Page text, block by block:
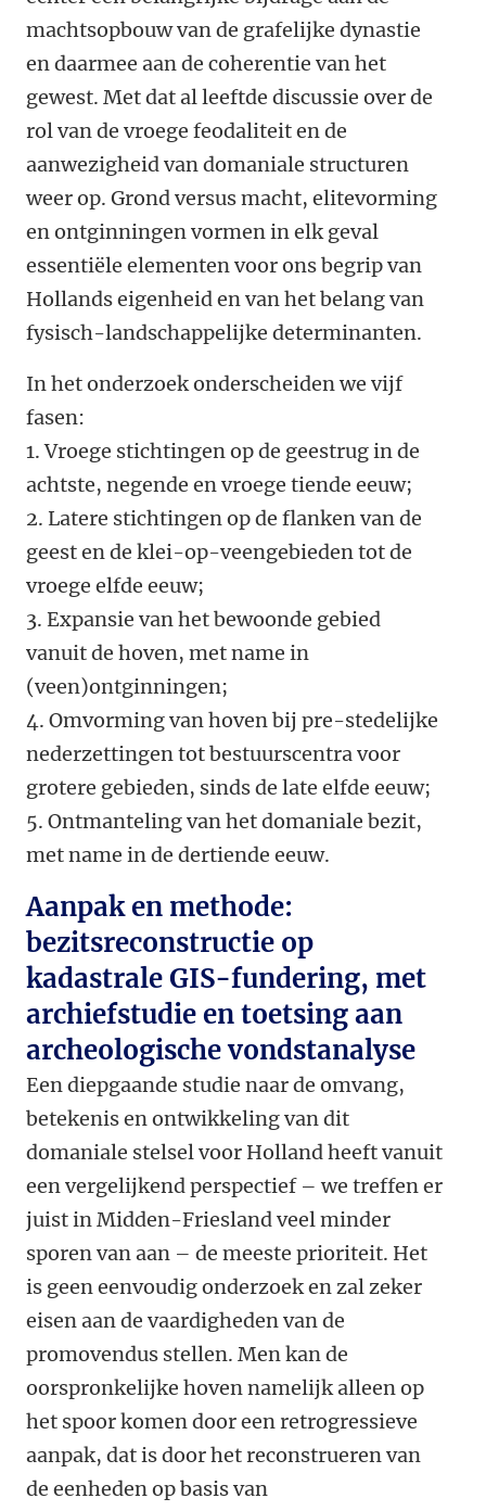
machtsopbouw van de grafelijke dynastie
en daarmee aan de coherentie van het
gewest. Met dat alleeftde discussie over de
rol van de vroege feodaliteit en de
aanwezigheid van domaniale structuren
weer op. Grond versus macht, elitevorming
en ontginningen vormen in elk geval
essentiële elementen voor ons begrip van
Hollands eigenheid en van het belang van
fysisch-landschappelijke determinanten.
In het onderzoek onderscheiden we vijf
fasen:
1. Vroege stichtingen op de geestrug in de
achtste, negende en vroege tiende eeuw;
2. Latere stichtingen op de flanken van de
geest en de klei-op-veengebieden tot de
vroege elfde eeuw;
3. Expansie van het bewoonde gebied
vanuit de hoven, met name in
(veen)ontginningen;
4. Omvorming van hoven bij pre-stedelijke
nederzettingen tot bestuurscentra voor
grotere gebieden, sinds de late elfde eeuw;
5. Ontmanteling van het domaniale bezit,
met name in de dertiende eeuw.
Aanpak en methode:
bezitsreconstructie op
kadastrale GIS-fundering, met
archiefstudie en toetsing aan
archeologische vondstanalyse
Een diepgaande studie naar de omvang,
betekenis en ontwikkeling van dit
domaniale stelsel voor Holland heeft vanuit
een vergelijkend perspectief – we treffen er
juist in Midden-Friesland veel minder
sporen van aan – de meeste prioriteit. Het
is geen eenvoudig onderzoek en zal zeker
eisen aan de vaardigheden van de
promovendus stellen. Men kan de
oorspronkelijke hoven namelijk alleen op
het spoor komen door een retrogressieve
aanpak, dat is door het reconstrueren van
de eenheden op basis van